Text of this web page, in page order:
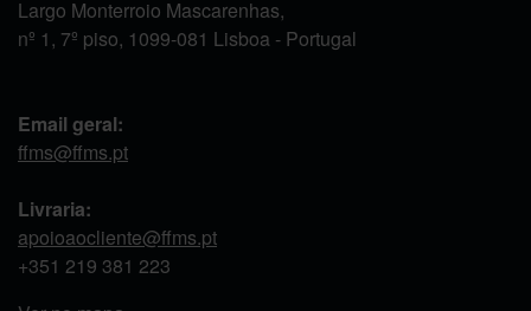
Largo Monterroio Mascarenhas,
nº 1, 7º piso, 1099-081 Lisboa - Portugal
Email geral:
ffms@ffms.pt
Livraria:
apoioaocliente@ffms.pt
+351 219 381 223